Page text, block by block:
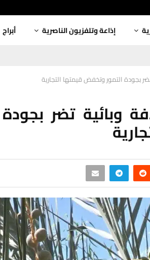
إذاعة وتلفزيون الناصرية أبراج
بجودة التمور وتخفض قيمتها التجارية
وبائية تضر بجودة